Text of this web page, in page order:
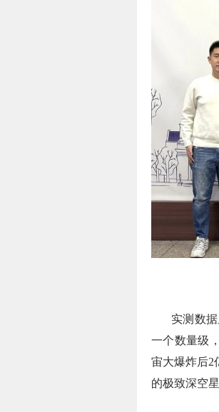
实测数
一个数量级
宙大爆炸后2
的极致深空